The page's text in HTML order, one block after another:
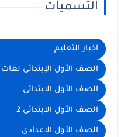
التسميات
اخبار التعليم
الصف الأول الإبتدائى لغات
الصف الأول الابتدائى
الصف الأول الابتدائى 2
الصف الأول الاعدادى